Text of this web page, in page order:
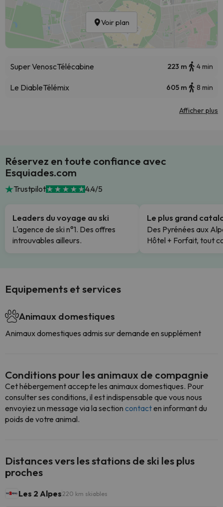
Voir plan
Super VenoscTélécabine 223 m 4 min
Le DiableTélémix 605 m 8 min
Afficher plus
Réservez en toute confiance avec
Esquiades.com
Trustpilot 4.4/5
Leaders du voyage au ski
L'agence de ski n°1. Des offres
introuvables ailleurs.
Le plus grand
Des Pyrénées aux
Hôtel + Forfait, tout
Equipements et services
Animaux domestiques
Animaux domestiques admis sur demande en supplément
Conditions pour les animaux de compagnie
Cet hébergement accepte les animaux domestiques. Pour
consulter ses conditions, il est indispensable que vous nous
envoyiez un message via la section contacten informant du
poids de votre animal.
Distances vers les stations de ski les plus
proches
Les 2 Alpes 220 km skiables